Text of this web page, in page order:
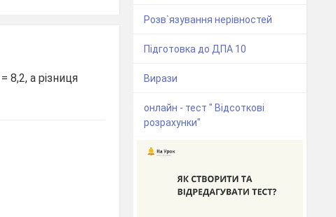
= 8,2, а різниця
Розв`язування нерівностей
Підготовка до ДПА 10
Вирази
онлайн - тест " Відсоткові
розрахунки"